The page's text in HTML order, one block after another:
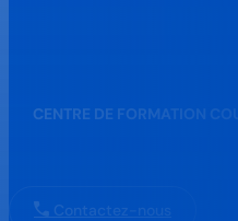
CENTRE DE FORMATION
Contactez-nous